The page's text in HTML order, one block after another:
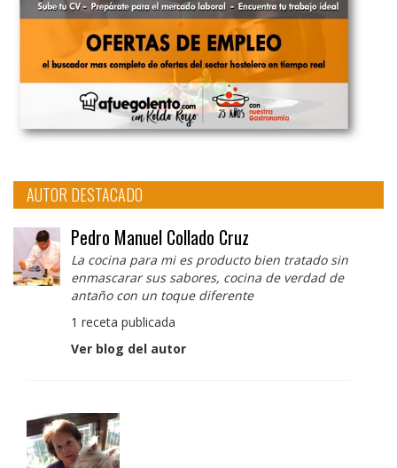
AUTOR DESTACADO
Pedro Manuel Collado Cruz
La cocina para mi es producto bien tratado sin
enmascarar sus sabores, cocina de verdad de
antaño con un toque diferente
1 receta publicada
Ver blog del autor